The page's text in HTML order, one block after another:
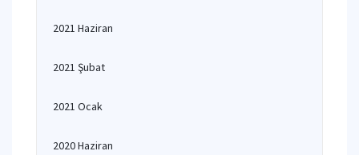
2021 Haziran
2021 Şubat
2021 Ocak
2020 Haziran